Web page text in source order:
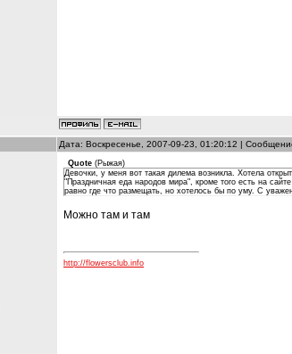
Дата: Воскресенье, 2007-09-23, 01:20:12 |
Quote (Рыжая)
Девочки, у меня вот такая дилема возникла. Хотела
"Праздничная еда народов мира", кроме того есть на
равно где что размещать, но хотелось бы по уму. С
Можно там и там
http://flowersclub.info